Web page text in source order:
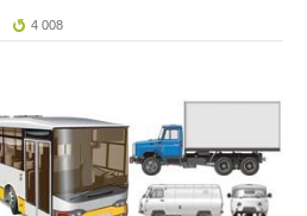
4 008